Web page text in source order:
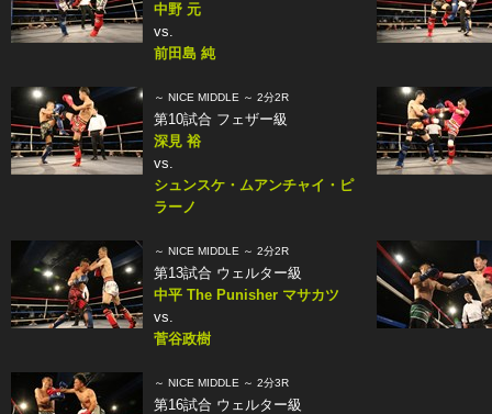
中野 元
vs.
前田島 純
～ NICE MIDDLE ～ 2分2R
第10試合 フェザー級
深見 裕
vs.
シュンスケ・ムアンチャイ・ピ
ラーノ
～ NICE MIDDLE ～ 2分2R
第13試合 ウェルター級
中平 The Punisher マサカツ
vs.
菅谷政樹
～ NICE MIDDLE ～ 2分3R
第16試合 ウェルター級